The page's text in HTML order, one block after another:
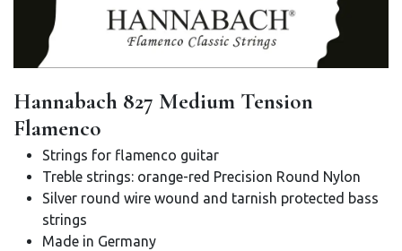
Hannabach 827 Medium Tension
Flamenco
Strings for flamenco guitar
Treble strings: orange-red Precision Round Nylon
Silver round wire wound and tarnish protected bass
strings
Made in Germany